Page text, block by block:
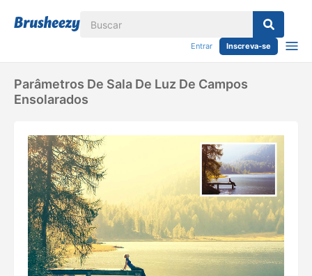
Entrar Inscreva-se
Parâmetros De Sala De Luz De Campos
Ensolarados